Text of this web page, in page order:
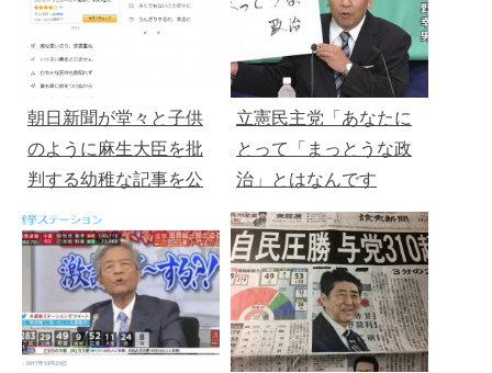
朝日新聞が堂々と子供
のように麻生大臣を批
判する幼稚な記事を公
開
立憲民主党「あなたに
とって「まっとうな政
治」とはなんです
か？」⇒炎上ブーメラ
ン